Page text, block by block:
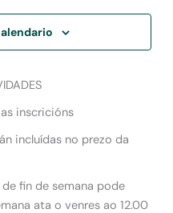
inscricións
incluídas no prezo da
fin de semana pode
ata o venres ao 12.00